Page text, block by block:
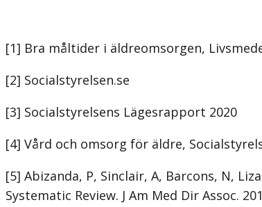
[1] Bra måltider i äldreomsorgen,
[2] Socialstyrelsen.se
[3] Socialstyrelsens Lägesrapport 2020
[4] Vård och omsorg för äldre,
[5] Abizanda, P, Sinclair, A, Barcons, N,
Systematic Review. J Am Med Dir Assoc.